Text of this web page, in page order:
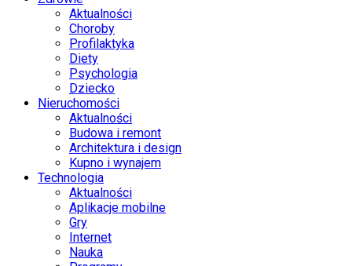
Aktualności
Choroby
Profilaktyka
Diety
Psychologia
Dziecko
Nieruchomości
Aktualności
Budowa i remont
Architektura i design
Kupno i wynajem
Technologia
Aktualności
Aplikacje mobilne
Gry
Internet
Nauka